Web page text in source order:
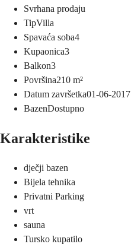
Svrhana prodaju
TipVilla
Spavaća soba4
Kupaonica3
Balkon3
Površina210 m²
Datum završetka01-06-2017
BazenDostupno
Karakteristike
dječji bazen
Bijela tehnika
Privatni Parking
vrt
sauna
Tursko kupatilo